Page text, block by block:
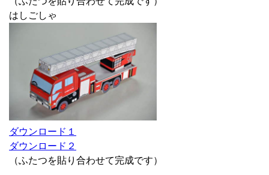
はしごしゃ
ダウンロード１
ダウンロード２
（ふたつを貼り合わせて完成です）